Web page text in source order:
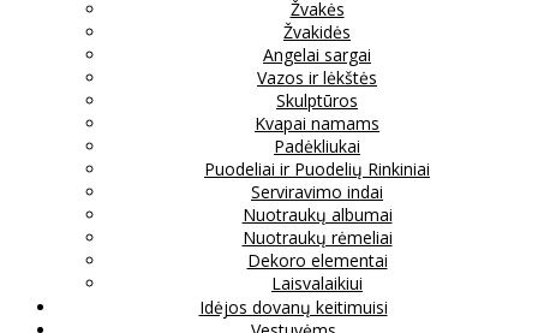
Žvakės
Žvakidės
Angelai sargai
Vazos ir lėkštės
Skulptūros
Kvapai namams
Padėkliukai
Puodeliai ir Puodelių Rinkiniai
Serviravimo indai
Nuotraukų albumai
Nuotraukų rėmeliai
Dekoro elementai
Laisvalaikiui
Idėjos dovanų keitimuisi